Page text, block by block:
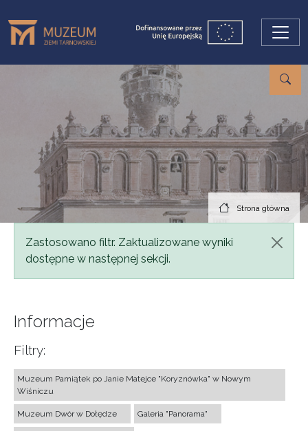
Strona główna
Komunikat
Zastosowano filtr. Zaktualizowane wyniki
dostępne w następnej sekcji.
Informacje
Filtry:
Muzeum Pamiątek po Janie Matejce "Koryznówka" w Nowym
Wiśniczu
Muzeum Dwór w Dołędze Galeria "Panorama"